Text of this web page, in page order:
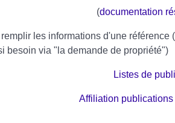
(documentation
remplir les informations d'une
besoin via "la demande de propriété")
Listes de
Affiliation publications